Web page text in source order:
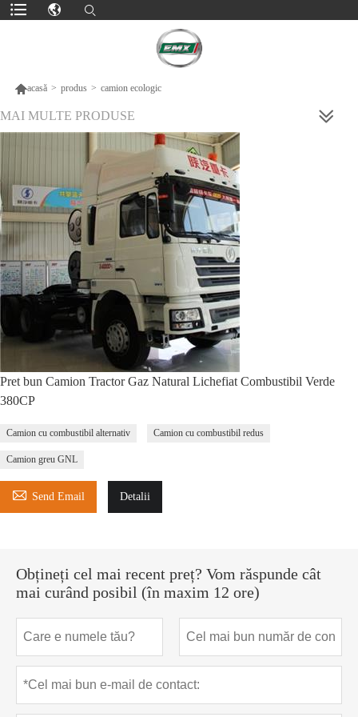
acasă > produs > camion ecologic
MAI MULTE PRODUSE
Pret bun Camion Tractor Gaz Natural Lichefiat Combustibil Verde
380CP
Camion cu combustibil alternativ Camion cu combustibil redus
Camion greu GNL
 Send Email Detalii
Obțineți cel mai recent preț? Vom răspunde cât
mai curând posibil (în maxim 12 ore)